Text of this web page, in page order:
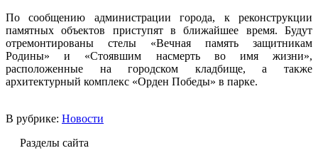
По сообщению администрации города, к реконструкции
памятных объектов приступят в ближайшее время. Будут
отремонтированы стелы «Вечная память защитникам
Родины» и «Стоявшим насмерть во имя жизни»,
расположенные на городском кладбище, а также
архитектурный комплекс «Орден Победы» в парке.
В рубрике: Новости
Разделы сайта